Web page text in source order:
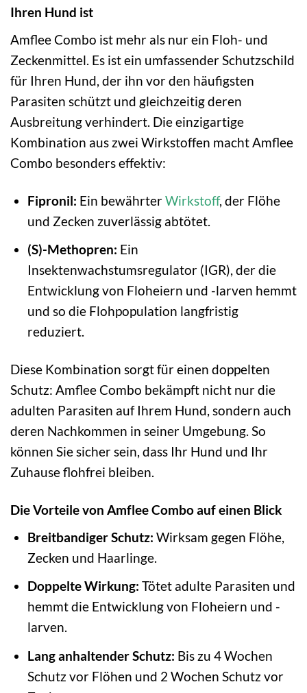
Ihren Hund ist
Amflee Combo ist mehr als nur ein Floh- und
Zeckenmittel. Es ist ein umfassender Schutzschild
für Ihren Hund, der ihn vor den häufigsten
Parasiten schützt und gleichzeitig deren
Ausbreitung verhindert. Die einzigartige
Kombination aus zwei Wirkstoffen macht Amflee
Combo besonders effektiv:
Fipronil: Ein bewährterWirkstoff, der Flöhe
und Zecken zuverlässig abtötet.
(S)-Methopren: Ein
Insektenwachstumsregulator (IGR), der die
Entwicklung von Floheiern und -larven hemmt
und so die Flohpopulation langfristig
reduziert.
Diese Kombination sorgt für einen doppelten
Schutz: Amflee Combo bekämpft nicht nur die
adulten Parasiten auf Ihrem Hund, sondern auch
deren Nachkommen in seiner Umgebung. So
können Sie sicher sein, dass Ihr Hund und Ihr
Zuhause flohfrei bleiben.
Die Vorteile von Amflee Combo auf einen Blick
Breitbandiger Schutz: Wirksam gegen Flöhe,
Zecken und Haarlinge.
Doppelte Wirkung: Tötet adulte Parasiten und
hemmt die Entwicklung von Floheiern und -
larven.
Lang anhaltender Schutz: Bis zu 4 Wochen
Schutz vor Flöhen und 2 Wochen Schutz vor